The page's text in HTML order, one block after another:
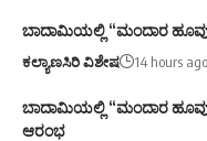
ಬಾದಾಮಿಯಲ್ಲಿ “ಮಂದಾರ
ಕಲ್ಯಾಣಸಿರಿ ವಿಶೇಷ 14 hours ago
ಬಾದಾಮಿಯಲ್ಲಿ “ಮಂದಾರ
ಆರಂಭ